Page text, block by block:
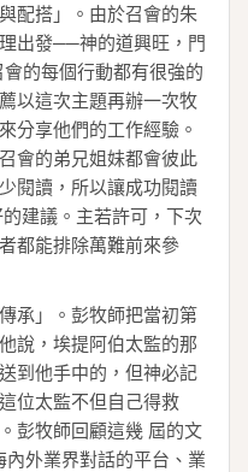
配搭」。由於召會的朱
出發──神的道興旺，門
的每個行動都有很強的
以這次主題再辦一次牧
分享他們的工作經驗。
會的弟兄姐妹都會彼此
閱讀，所以讓成功閱讀
建議。主若許可，下次
都能排除萬難前來參
承」。彭牧師把當初第
說，埃提阿伯太監的那
到他手中的，但神必記
位太監不但自己得救
彭牧師回顧這幾 屆的文
外業界對話的平台、業